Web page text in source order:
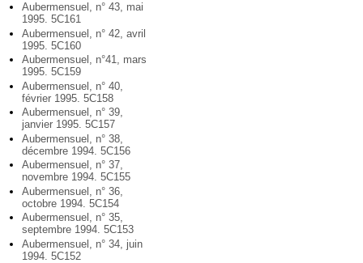
Aubermensuel, n° 43, mai
1995. 5C161
Aubermensuel, n° 42, avril
1995. 5C160
Aubermensuel, n°41, mars
1995. 5C159
Aubermensuel, n° 40,
février 1995. 5C158
Aubermensuel, n° 39,
janvier 1995. 5C157
Aubermensuel, n° 38,
décembre 1994. 5C156
Aubermensuel, n° 37,
novembre 1994. 5C155
Aubermensuel, n° 36,
octobre 1994. 5C154
Aubermensuel, n° 35,
septembre 1994. 5C153
Aubermensuel, n° 34, juin
1994. 5C152